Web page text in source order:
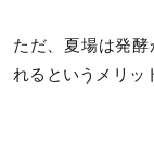
ただ、夏場は発
れるというメリッ